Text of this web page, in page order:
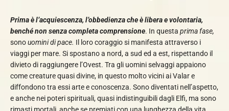
Prima è l’acquiescenza, l’obbedienza che è libera e volontaria,
benché non senza completa comprensione. In questa prima fase,
sonouomini di pace. Il loro coraggio si manifesta attraverso i
viaggi per mare. Si spostano a nord, a sud ed a est, rispettando il
divieto di raggiungere l’Ovest. Tra gli uomini selvaggi appaiono
come creature quasi divine, in questo molto vicini ai Valar e
diffondono tra essi arte e conoscenza. Sono diventati nell’aspetto,
e anche nei poteri spirituali, quasi indistinguibili dagli Elfi, ma sono